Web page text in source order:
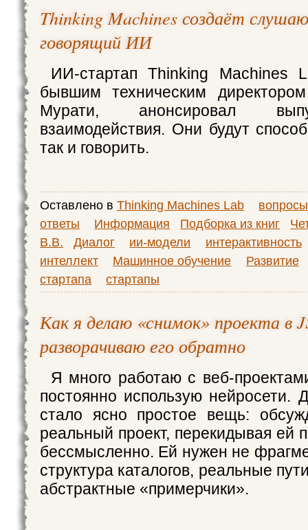
Thinking Machines создаёт
говорящий ИИ
ИИ-стартап Thinking Machines
бывшим техническим
Мурати, анонсировал
взаимодействия. Они будут
так и говорить.
Оставлено в Thinking Machines Lab
ответы
Информация Подборка из книг
В.В.
Диалог ии-модели
интерактивность
интеллект
Машинное обучение
Развитие
стартапа
стартапы
Как я делаю «снимок» проекта в
разворачиваю его обратно
Я много работаю с веб-
постоянно использую нейросети.
стало ясно простое вещь:
реальный проект, перекидывая ей
бессмысленно. Ей нужен не
структура каталогов, реальные
абстрактные «примерчики».